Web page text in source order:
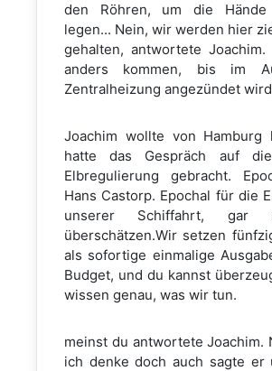
den Röhren, um die
legen... Nein, wir werden hier
gehalten, antwortete
anders kommen, bis im
Zentralheizung angezündet
Joachim wollte von Hamburg
hatte das Gespräch auf
Elbregulierung gebracht.
Hans Castorp. Epochal für die
unserer Schiffahrt, gar
überschätzen.Wir setzen
als sofortige einmalige
Budget, und du kannst
wissen genau, was wir tun.
meinst du antwortete Joachim.
ich denke doch auch sagte er